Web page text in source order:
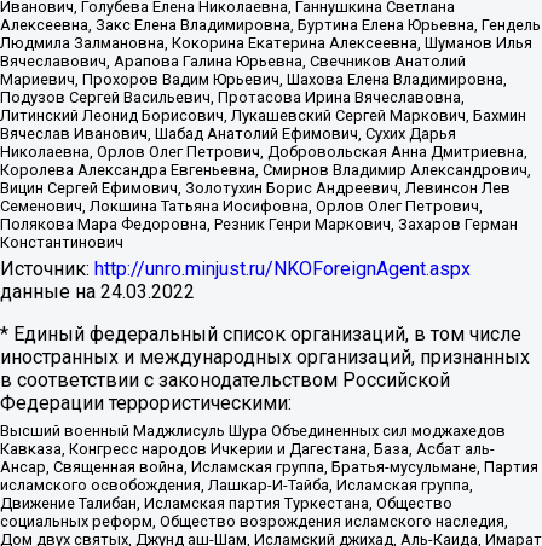
Иванович, Голубева Елена Николаевна, Ганнушкина Светлана
Алексеевна, Закс Елена Владимировна, Буртина Елена Юрьевна, Гендель
Людмила Залмановна, Кокорина Екатерина Алексеевна, Шуманов Илья
Вячеславович, Арапова Галина Юрьевна, Свечников Анатолий
Мариевич, Прохоров Вадим Юрьевич, Шахова Елена Владимировна,
Подузов Сергей Васильевич, Протасова Ирина Вячеславовна,
Литинский Леонид Борисович, Лукашевский Сергей Маркович, Бахмин
Вячеслав Иванович, Шабад Анатолий Ефимович, Сухих Дарья
Николаевна, Орлов Олег Петрович, Добровольская Анна Дмитриевна,
Королева Александра Евгеньевна, Смирнов Владимир Александрович,
Вицин Сергей Ефимович, Золотухин Борис Андреевич, Левинсон Лев
Семенович, Локшина Татьяна Иосифовна, Орлов Олег Петрович,
Полякова Мара Федоровна, Резник Генри Маркович, Захаров Герман
Константинович
Источник: http://unro.minjust.ru/NKOForeignAgent.aspx
данные на 24.03.2022
* Единый федеральный список организаций, в том числе
иностранных и международных организаций, признанных
в соответствии с законодательством Российской
Федерации террористическими:
Высший военный Маджлисуль Шура Объединенных сил моджахедов
Кавказа, Конгресс народов Ичкерии и Дагестана, База, Асбат аль-
Ансар, Священная война, Исламская группа, Братья-мусульмане, Партия
исламского освобождения, Лашкар-И-Тайба, Исламская группа,
Движение Талибан, Исламская партия Туркестана, Общество
социальных реформ, Общество возрождения исламского наследия,
Дом двух святых, Джунд аш-Шам, Исламский джихад, Аль-Каида, Имарат